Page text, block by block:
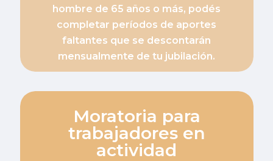
hombre de 65 años o más, podés
completar períodos de aportes
faltantes que se descontarán
mensualmente de tu jubilación.
Moratoria para
trabajadores en
actividad